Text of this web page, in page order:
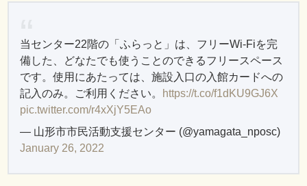
当センター22階の「ふらっと」は、フリーWi-Fiを完
備した、どなたでも使うことのできるフリースペース
です。使用にあたっては、施設入口の入館カードへの
記入のみ。ご利用ください。
https://t.co/f1dKU9GJ6X
pic.twitter.com/r4xXjY5EAo
— 山形市市民活動支援センター (@yamagata_nposc)
January 26, 2022